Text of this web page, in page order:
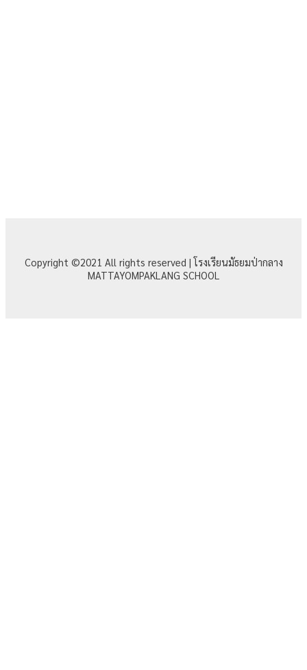
Copyright ©2021 All rights reserved | โรงเรียนมัธยมป่ากลาง
MATTAYOMPAKLANG SCHOOL